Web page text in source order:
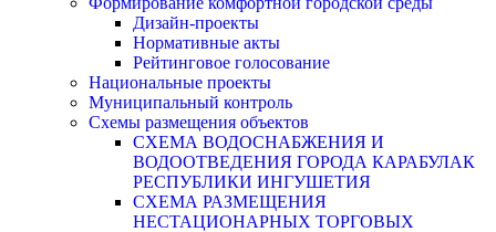
Дизайн-проекты
Нормативные акты
Рейтинговое голосование
Национальные проекты
Муниципальный контроль
Схемы размещения объектов
СХЕМА ВОДОСНАБЖЕНИЯ И
ВОДООТВЕДЕНИЯ ГОРОДА КАРАБУЛАК
РЕСПУБЛИКИ ИНГУШЕТИЯ
СХЕМА РАЗМЕЩЕНИЯ
НЕСТАЦИОНАРНЫХ ТОРГОВЫХ